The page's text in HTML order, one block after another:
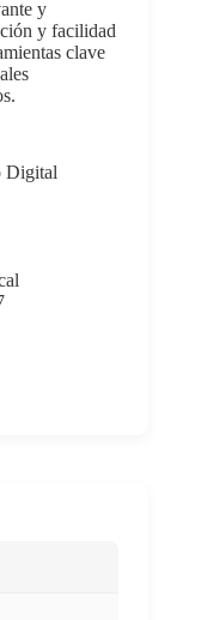
y
y facilidad
clave
Digital